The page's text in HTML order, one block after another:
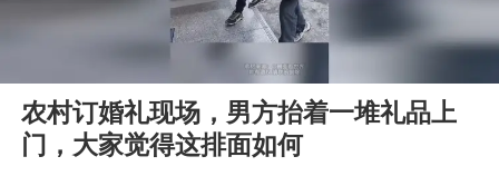
农村订婚礼现场，男方抬着一堆礼品上
门，大家觉得这排面如何